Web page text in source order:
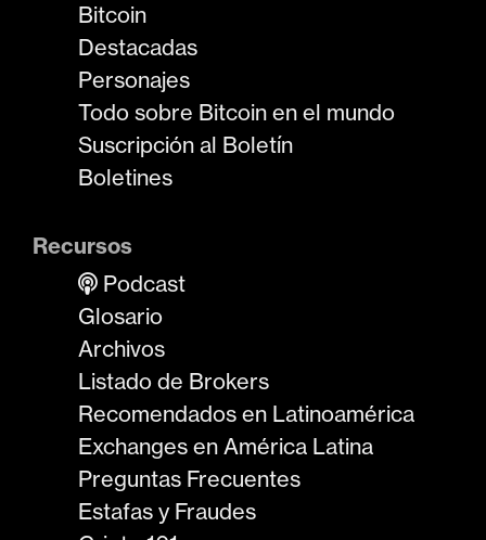
Bitcoin
Destacadas
Personajes
Todo sobre Bitcoin en el mundo
Suscripción al Boletín
Boletines
Recursos
Podcast
Glosario
Archivos
Listado de Brokers
Recomendados en Latinoamérica
Exchanges en América Latina
Preguntas Frecuentes
Estafas y Fraudes